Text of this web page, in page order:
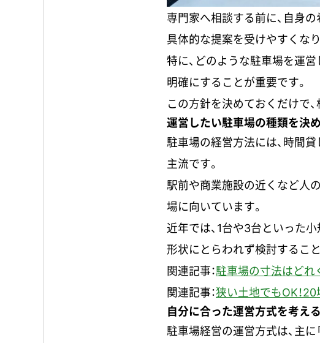
専門家へ相談する前に、自身
具体的な提案を受けやすくなり
特に、どのような駐車場を運
明確にすることが重要です。
この方針を決めておくだけで
運営したい駐車場の種類を決
駐車場の経営方法には、時間
主流です。
駅前や商業施設の近くなど人
場に向いています。
近年では、1台や3台といった
形状にとらわれず検討するこ
関連記事：駐車場の寸法はどれ
関連記事：狭い土地でもOK！
自分に合った運営方式を考える
駐車場経営の運営方式は、主に